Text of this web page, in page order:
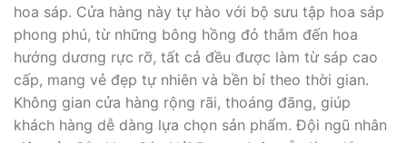
hoa sáp. Cửa hàng này tự hào với bộ sưu tập hoa sáp
phong phú, từ những bông hồng đỏ thắm đến hoa
hướng dương rực rỡ, tất cả đều được làm từ sáp cao
cấp, mang vẻ đẹp tự nhiên và bền bỉ theo thời gian.
Không gian cửa hàng rộng rãi, thoáng đãng, giúp
khách hàng dễ dàng lựa chọn sản phẩm. Đội ngũ nhân